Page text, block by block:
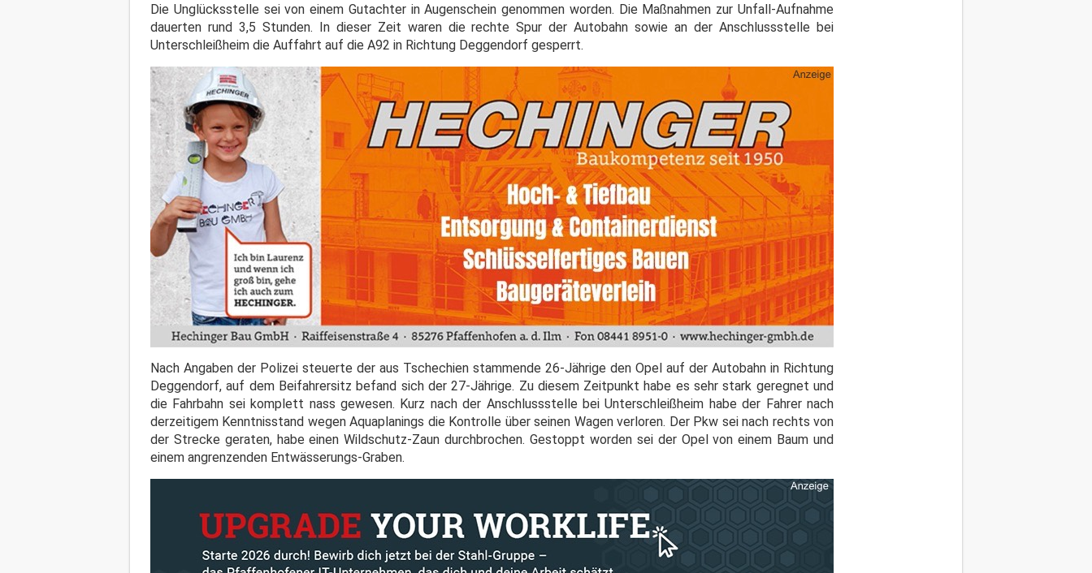
Die Unglücksstelle sei von einem Gutachter in Augenschein genommen worden. Die Maßnahmen zur Unfall-Aufnahme
dauerten rund 3,5 Stunden. In dieser Zeit waren die rechte Spur der Autobahn sowie an der Anschlussstelle bei
Unterschleißheim die Auffahrt auf die A92 in Richtung Deggendorf gesperrt.
Nach Angaben der Polizei steuerte der aus Tschechien stammende 26-Jährige den Opel auf der Autobahn in Richtung
Deggendorf, auf dem Beifahrersitz befand sich der 27-Jährige. Zu diesem Zeitpunkt habe es sehr stark geregnet und
die Fahrbahn sei komplett nass gewesen. Kurz nach der Anschlussstelle bei Unterschleißheim habe der Fahrer nach
derzeitigem Kenntnisstand wegen Aquaplanings die Kontrolle über seinen Wagen verloren. Der Pkw sei nach rechts von
der Strecke geraten, habe einen Wildschutz-Zaun durchbrochen. Gestoppt worden sei der Opel von einem Baum und
einem angrenzenden Entwässerungs-Graben.